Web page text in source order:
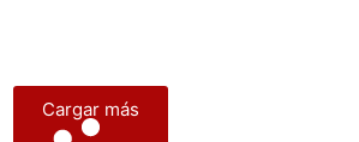
Cargar más